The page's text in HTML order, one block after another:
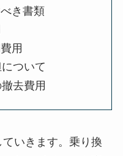
き書類
用
ついて
去費用
いきます。乗り換